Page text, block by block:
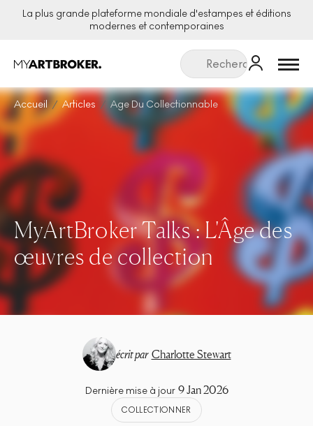
La plus grande plateforme mondiale d'estampes et éditions
modernes et contemporaines
Menu
Accueil Articles Age Du Collectionnable
MyArtBroker Talks : L'Âge des
œuvres de collection
écrit par Charlotte Stewart
Dernière mise à jour 9 Jan 2026
COLLECTIONNER